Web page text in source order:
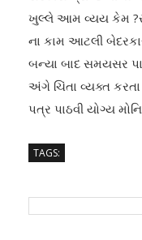
ખુલ્લે આમ વ્યય કેમ
ના કામ આટલી
બન્યા બાદ સમયસર
અંગે ચિંતા વ્યક્ત
પત્ર પાઠવી યોગ્ય
TAGS: